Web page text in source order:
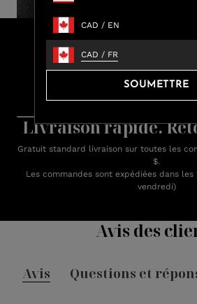
CAD / EN
CAD / FR
SOUMETTRE
Faites vos achats et
crédits
Livraison rapide.
Gratuit standard livraison sur toutes les
$.
Les commandes sont expédiées dans
vendredi)
Avis des
Avis Questions et